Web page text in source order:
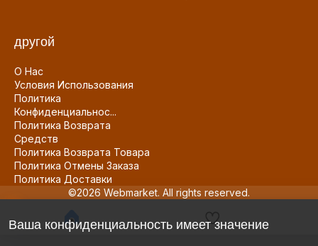
другой
О Нас
Условия Использования
Политика
Конфиденциальнос...
Политика Возврата
Средств
Политика Возврата Товара
Политика Отмены Заказа
Политика Доставки
©2026 Webmarket. All rights reserved.
Ваша конфиденциальность имеет значение